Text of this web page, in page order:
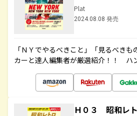
Plat
2024.08.08 発売
「ＮＹでやるべきこと」「見るべき
カーと達人編集者が厳選紹介！！ ハ
Ｈ０３ 昭和レ